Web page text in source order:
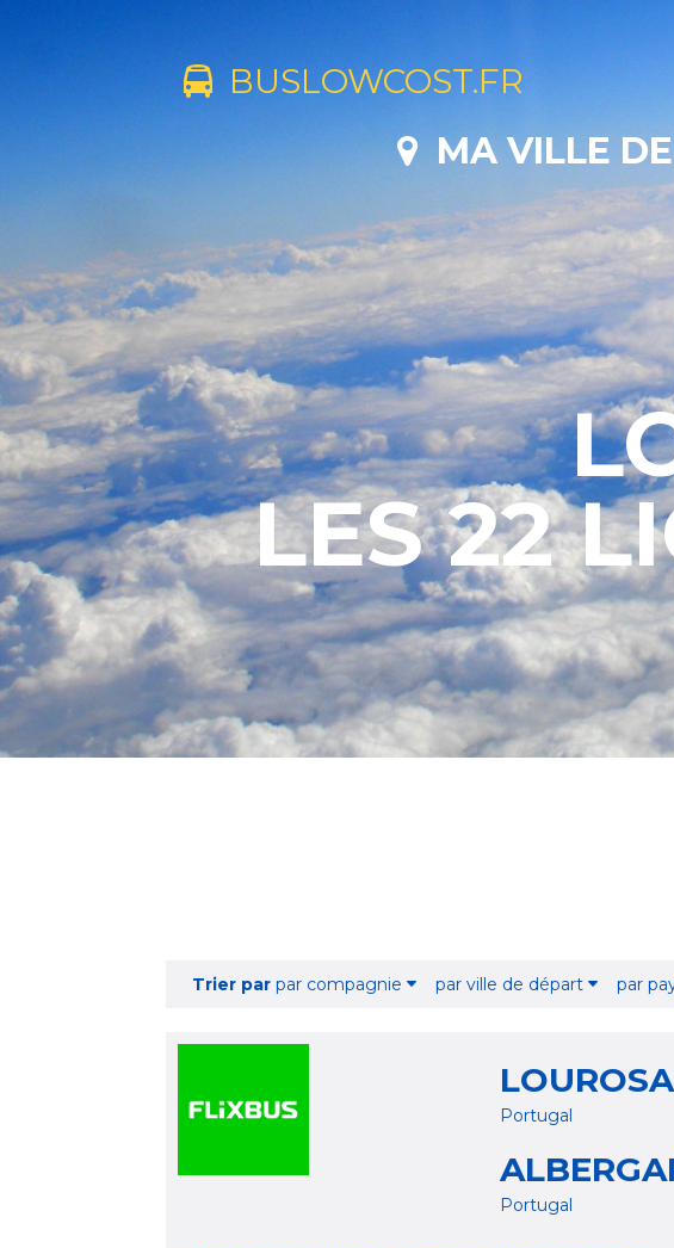
BUSLOWCOST.FR
MA VILLE
LES 22
Trier par par compagnie par ville de départ par
LOUROSA
Portugal
Portugal